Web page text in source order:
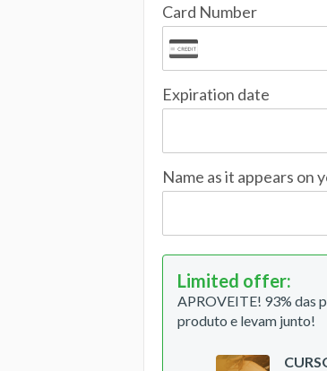
Card Number
Expiration date
Name as it appears on
Limited offer:
APROVEITE! 93% das
produto e levam junto!